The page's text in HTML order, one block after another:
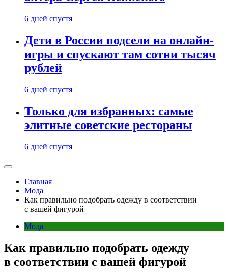
6 дней спустя
Дети в России подсели на онлайн-
игры и спускают там сотни тысяч
рублей
6 дней спустя
Только для избранных: самые
элитные советские рестораны
6 дней спустя
Главная
Мода
Как правильно подобрать одежду в соответствии
с вашей фигурой
Мода
Как правильно подобрать одежду
в соответствии с вашей фигурой